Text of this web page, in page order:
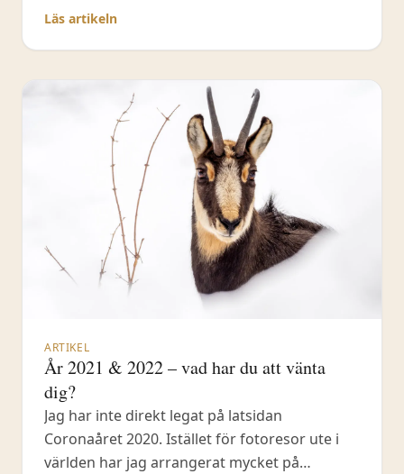
att livnära sig som naturfotograf idag\". En
Läs artikeln
ARTIKEL
År 2021 & 2022 – vad har du att vänta
dig?
Jag har inte direkt legat på latsidan
Coronaåret 2020. Istället för fotoresor ute i
världen har jag arrangerat mycket på